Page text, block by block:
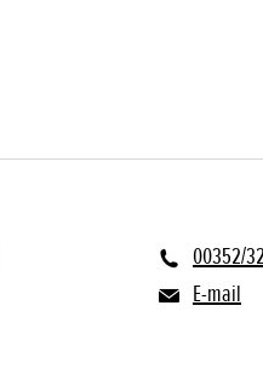
00352/
E-mail